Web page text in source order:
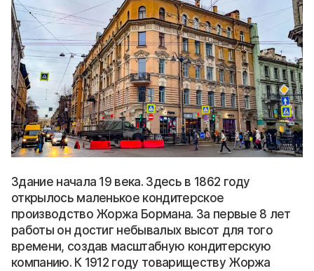
Здание начала 19 века. Здесь в 1862 году
открылось маленькое кондитерское
производство Жоржа Бормана. За первые 8 лет
работы он достиг небывалых высот для того
времени, создав масштабную кондитерскую
компанию. К 1912 году товариществу Жоржа